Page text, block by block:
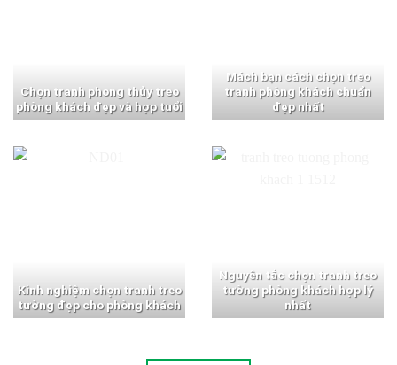
Chọn tranh phong thủy treo
phòng khách đẹp và hợp tuổi
Mách bạn cách chọn treo
tranh phòng khách chuẩn
đẹp nhất
Kinh nghiệm chọn tranh treo
tường đẹp cho phòng khách
Nguyên tắc chọn tranh treo
tường phòng khách hợp lý
nhất